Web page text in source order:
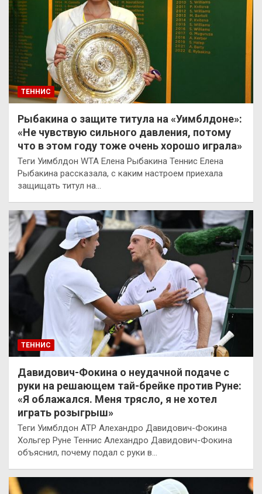
ТЕННИС
Рыбакина о защите титула на «Уимблдоне»:
«Не чувствую сильного давления, потому
что в этом году тоже очень хорошо играла»
Теги Уимблдон WTA Елена Рыбакина Теннис Елена
Рыбакина рассказала, с каким настроем приехала
защищать титул на…
ТЕННИС
Давидович-Фокина о неудачной подаче с
руки на решающем тай-брейке против Руне:
«Я облажался. Меня трясло, я не хотел
играть розыгрыш»
Теги Уимблдон ATP Алехандро Давидович-Фокина
Хольгер Руне Теннис Алехандро Давидович-Фокина
объяснил, почему подал с руки в…